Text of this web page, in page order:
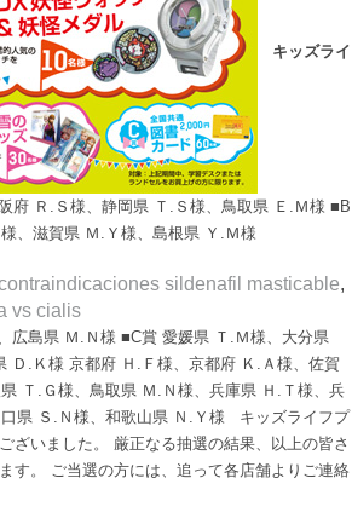
キッズライ
府 Ｒ.Ｓ様、静岡県 Ｔ.Ｓ様、鳥取県 Ｅ.Ｍ様 ■B
、滋賀県 Ｍ.Ｙ様、島根県 Ｙ.Ｍ様
sildenafil masticable,
vs cialis
広島県 Ｍ.Ｎ様 ■C賞 愛媛県 Ｔ.Ｍ様、大分県
Ｄ.Ｋ様 京都府 Ｈ.Ｆ様、京都府 Ｋ.Ａ様、佐賀
Ｔ.Ｇ様、鳥取県 Ｍ.Ｎ様、兵庫県 Ｈ.Ｔ様、兵
県 Ｓ.Ｎ様、和歌山県 Ｎ.Ｙ様 キッズライフプ
ざいました。 厳正なる抽選の結果、以上の皆さ
す。 ご当選の方には、追って各店舗よりご連絡